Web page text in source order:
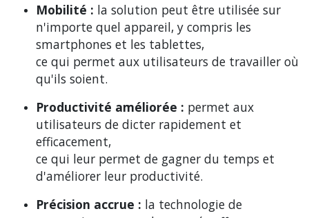
Mobilité : la solution peut être utilisée sur
n'importe quel appareil, y compris les
smartphones et les tablettes,
ce qui permet aux utilisateurs de travailler où
qu'ils soient.
Productivité améliorée : permet aux
utilisateurs de dicter rapidement et
efficacement,
ce qui leur permet de gagner du temps et
d'améliorer leur productivité.
Précision accrue : la technologie de